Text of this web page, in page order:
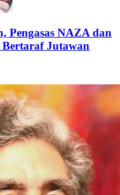
Pengasas NAZA dan
Jutawan